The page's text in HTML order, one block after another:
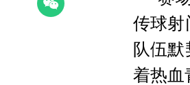
传球射
队伍
着热血